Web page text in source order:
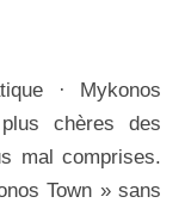
chères des
mal comprises.
Town » sans